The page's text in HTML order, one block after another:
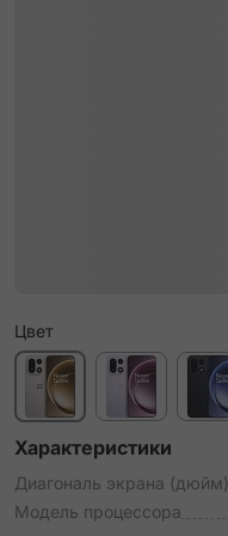
Цвет
Характеристики
Диагональ экрана (дюйм)
Модель процессора